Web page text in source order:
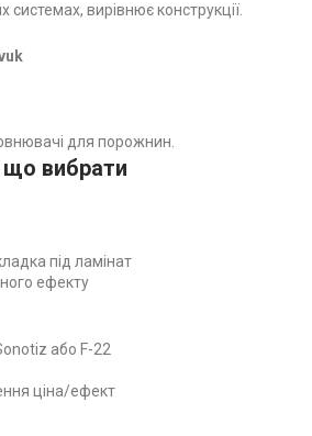
вирівнює конструкції.
для порожнин.
що вибрати
під ламінат
ефекту
або F-22
ціна/ефект